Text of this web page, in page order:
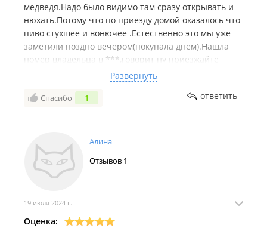
медведя.Надо было видимо там сразу открывать и
нюхать.Потому что по приезду домой оказалось что
пиво стухшее и вонючее .Естественно это мы уже
заметили поздно вечером(покупала днем).Нашла
номер владельца в ***,говорит ну приезжайте
привозите обратно.Везти обратно уже никто
конечно не захотел,просто выкинули его.Хрен с ним
с деньгами.
Развернуть
Спасибо 1 ответить
Алина
Отзывов 1
19 июля 2024 г.
Оценка: